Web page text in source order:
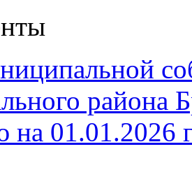
района
на 01.01.2026